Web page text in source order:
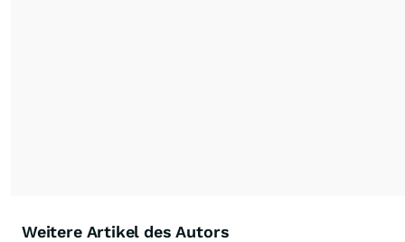
Weitere Artikel des Autors